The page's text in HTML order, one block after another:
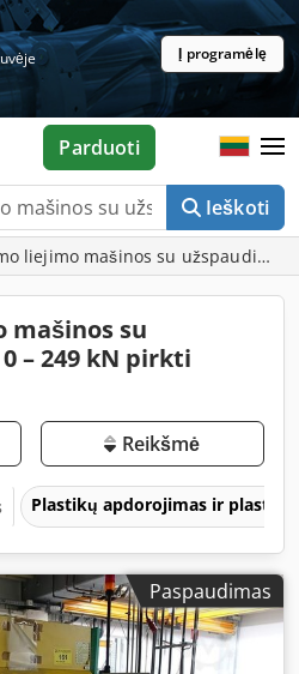
Į programėlę
Ieškoti
Parduoti
liejimo mašinos su užspaudimo
su
– 249 kN pirkti
Reikšmė
Plastikų apdorojimas ir
Paspaudimas